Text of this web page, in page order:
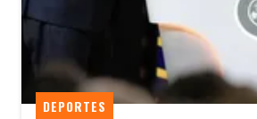
DEPORTES